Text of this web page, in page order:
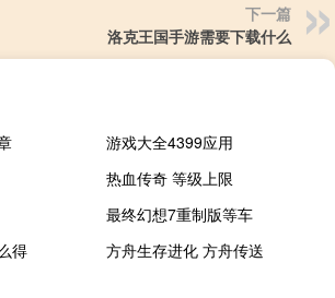
下一篇
洛克王国手游需要下载什么
游戏大全4399应用
热血传奇 等级上限
最终幻想7重制版等车
得
方舟生存进化 方舟传送